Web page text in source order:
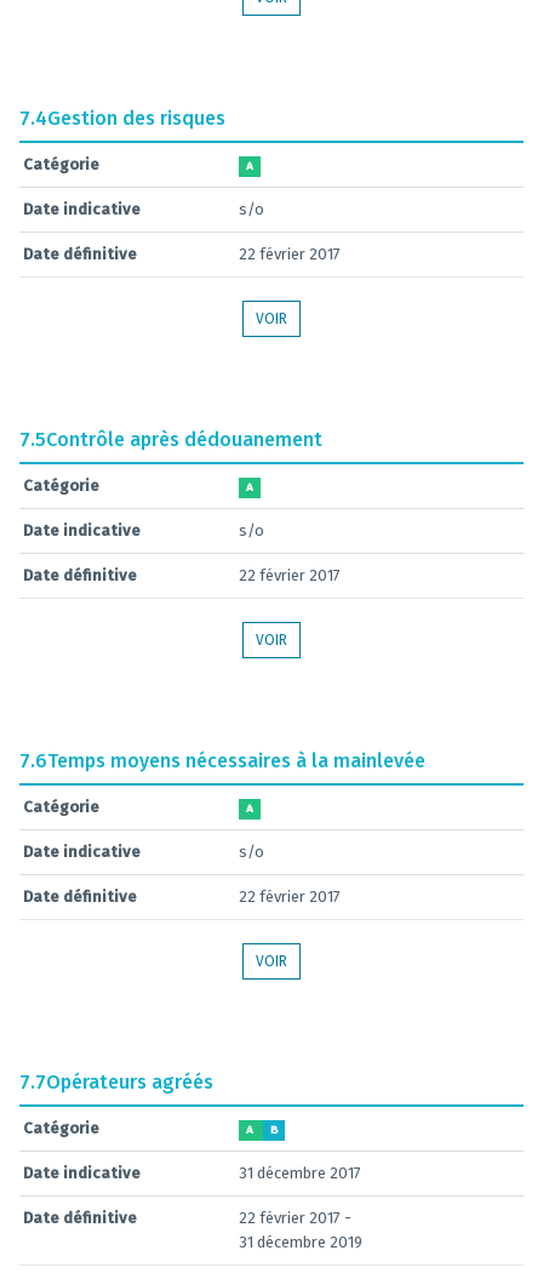
7.4Gestion des risques
Catégorie A
Date indicative s/o
Date définitive 22 février 2017
VOIR
7.5Contrôle après dédouanement
Catégorie A
Date indicative s/o
Date définitive 22 février 2017
VOIR
7.6Temps moyens nécessaires à la mainlevée
Catégorie A
Date indicative s/o
Date définitive 22 février 2017
VOIR
7.7Opérateurs agréés
Catégorie A B
Date indicative 31 décembre 2017
Date définitive
22 février 2017 -
31 décembre 2019